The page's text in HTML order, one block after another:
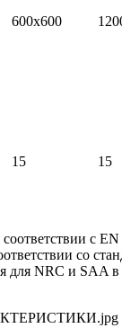
600х600
15 15
соответствии с
со
для NRC и SAA